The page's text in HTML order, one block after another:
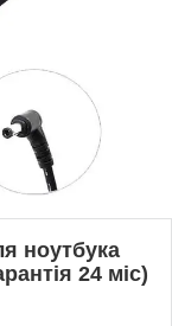
ноутбука
24 міс)